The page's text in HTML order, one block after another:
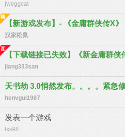
jweggcat
【新游戏发布】- 《金庸群侠传X
汉家松鼠
【下载链接已失效】《新金庸群侠
jiang333san
天书劫 3.0悄然发布。。。。紧急
henvgui1987
发表一个游戏
lxs98